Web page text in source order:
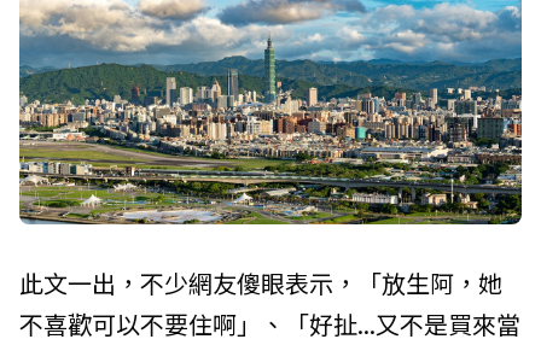
此文一出，不少網友傻眼表示，「放生阿，她
不喜歡可以不要住啊」、「好扯...又不是買來當